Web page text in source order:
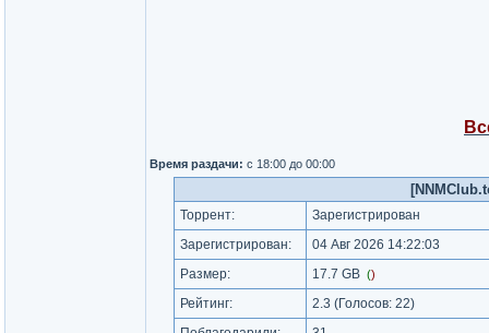
Время раздачи: с 18:00 до 00:00
Торрент:
Зарегистрирован
Зарегистрирован:
04 Авг 2026 14:22:03
Размер:
17.7 GB ()
Рейтинг: 2.3 (Голосов: 22)